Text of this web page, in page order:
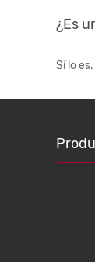
¿Es
Sí lo